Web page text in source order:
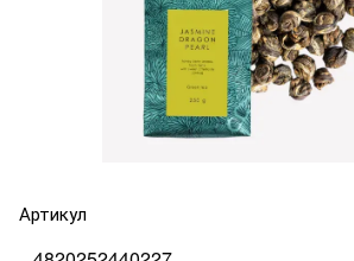
Артикул